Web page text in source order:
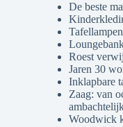
De beste
Tafellampen
Roest
Jaren 30
Inklapbare
Zaag: van
Woodwick